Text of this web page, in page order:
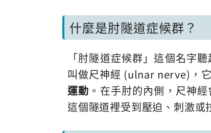
什麼是肘隧道症候群？
「肘隧道症候群」這個名字
叫做尺神經 (ulnar nerve)，
運動 。在手肘的內側，尺神
這個隧道裡受到壓迫、刺激或